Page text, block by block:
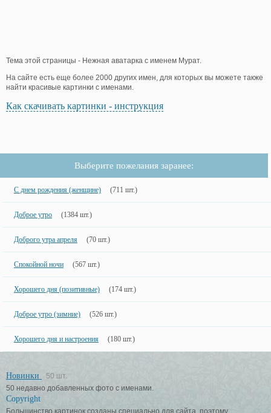
Тема этой страницы - Нежная аватарка с именем Мурат.
На сайте есть еще более 2000 других имен, для которых вы можете также
найти красивые картинки с именами.
Как скачивать картинки - инструкция
Выберите пожелания заранее:
С днем рождения (женщине) (711 шт.)
Доброе утро (1384 шт.)
Доброго утра апреля (70 шт.)
Спокойной ночи (567 шт.)
Хорошего дня (позитивные) (174 шт.)
Доброе утро (зимние) (526 шт.)
Хорошего дня и настроения (180 шт.)
Новинки
50 шт.
50 недавно добавленных фото с именами.
Copyright